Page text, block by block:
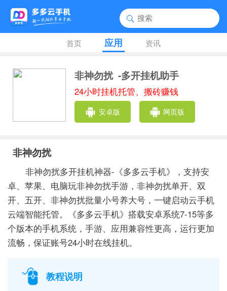
首页 应用 资讯
非神勿扰 -多开挂机助手
24小时挂机托管、搬砖赚钱
安卓版 网页版
非神勿扰
非神勿扰多开挂机神器-《多多云手机》，支持安
卓、苹果、电脑玩非神勿扰手游，非神勿扰单开、双
开、五开、非神勿扰批量小号养大号，一键启动云手机
云端智能托管。《多多云手机》搭载安卓系统7-15等多
个版本的手机系统，手游、应用兼容性更高，运行更加
流畅，保证账号24小时在线挂机。
教程说明